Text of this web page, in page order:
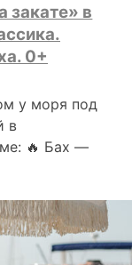
закате» в
0+
у моря под
в
🔥 Бах —